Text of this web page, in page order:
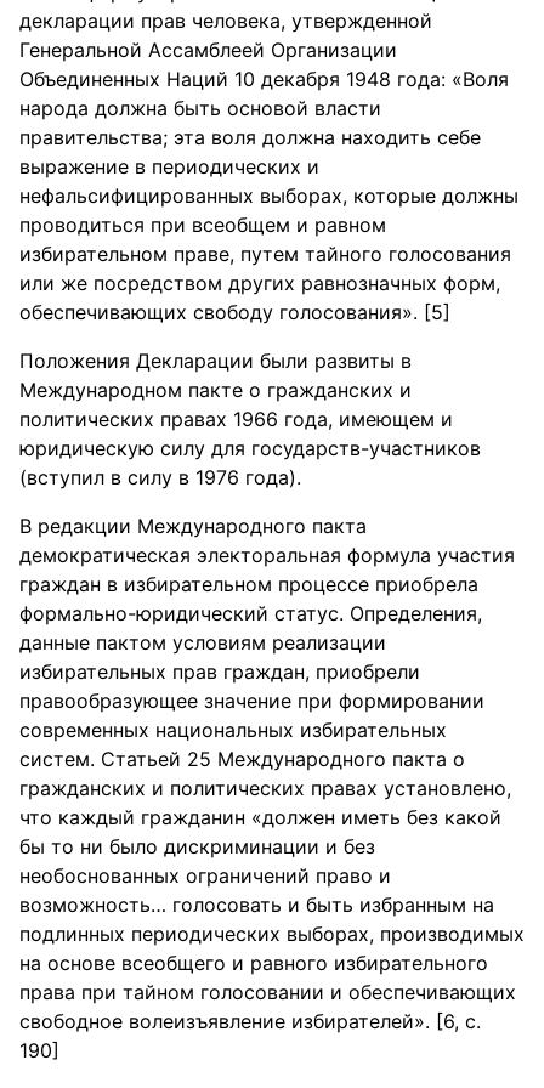
декларации прав человека, утвержденной
Генеральной Ассамблеей Организации
Объединенных Наций 10 декабря 1948 года: «Воля
народа должна быть основой власти
правительства; эта воля должна находить себе
выражение в периодических и
нефальсифицированных выборах, которые должны
проводиться при всеобщем и равном
избирательном праве, путем тайного голосования
или же посредством других равнозначных форм,
обеспечивающих свободу голосования». [5]
Положения Декларации были развиты в
Международном пакте о гражданских и
политических правах 1966 года, имеющем и
юридическую силу для государств-участников
(вступил в силу в 1976 года).
В редакции Международного пакта
демократическая электоральная формула участия
граждан в избирательном процессе приобрела
формально-юридический статус. Определения,
данные пактом условиям реализации
избирательных прав граждан, приобрели
правообразующее значение при формировании
современных национальных избирательных
систем. Статьей 25 Международного пакта о
гражданских и политических правах установлено,
что каждый гражданин «должен иметь без какой
бы то ни было дискриминации и без
необоснованных ограничений право и
возможность… голосовать и быть избранным на
подлинных периодических выборах, производимых
на основе всеобщего и равного избирательного
права при тайном голосовании и обеспечивающих
свободное волеизъявление избирателей». [6, с.
190]